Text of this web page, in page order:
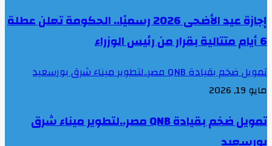
إجازة عيد الأضحى 2026 رسميًا.. الحكومة تعلن عطلة
6 أيام متتالية بقرار من رئيس الوزراء
تمويل ضخم بقيادة QNB مصر..لتطوير ميناء شرق بورسعيد
مايو 19, 2026
تمويل ضخم بقيادة QNB مصر..لتطوير ميناء شرق
بورسعيد